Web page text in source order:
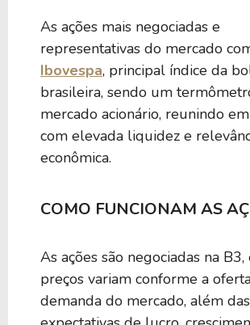
As ações mais negociadas e
representativas do mercado
Ibovespa, principal índice da
brasileira, sendo um
mercado acionário, reunindo
com elevada liquidez e
econômica.
COMO FUNCIONAM AS
As ações são negociadas na B3,
preços variam conforme a
demanda do mercado, além das